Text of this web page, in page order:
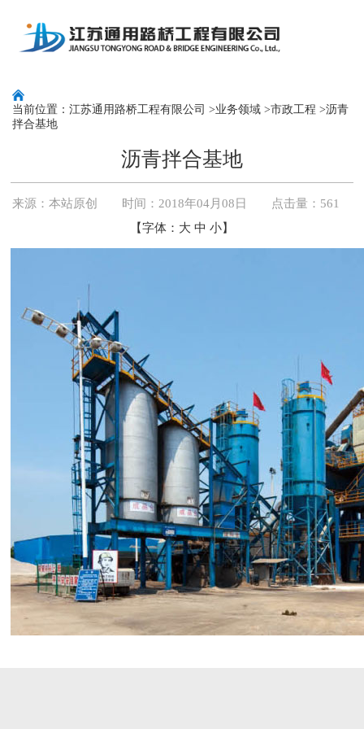
当前位置： 江苏通用路桥工程有限公司 >业务领域 >市政工程 >沥青
拌合基地
沥青拌合基地
来源： 本站原创 时间：2018年04月08日 点击量： 561
【字体： 大 中 小】